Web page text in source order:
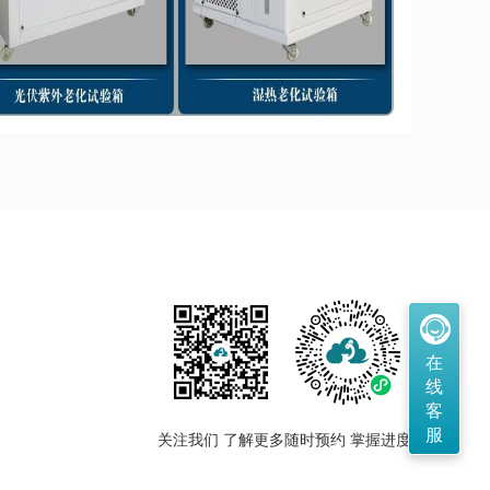
关注我们 了解更多 随时预约 掌握进度
在
线
客
服